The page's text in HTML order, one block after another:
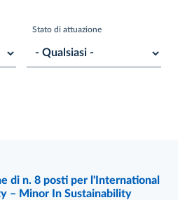
Stato di attuazione
05/08/2026
di n. 8 posti per l'International
– Minor In Sustainability